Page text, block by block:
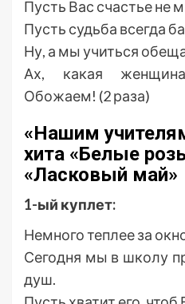
Пусть Вас счастье не
Пусть судьба всегда
Ну, а мы учиться
Ах, какая
Обожаем! (2 раза)
«Нашим
хита «Белые
«Ласковый май»
1-ый куплет:
Немного теплее за
Сегодня мы в школу
душ.